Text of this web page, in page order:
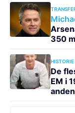
350
HISTORIE
De
EM i
anden